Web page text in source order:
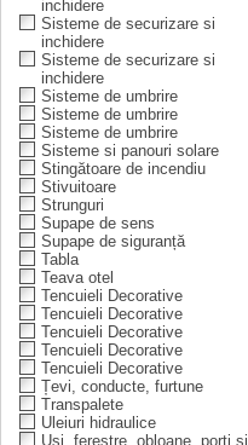
inchidere
Sisteme de securizare si
inchidere
Sisteme de securizare si
inchidere
Sisteme de umbrire
Sisteme de umbrire
Sisteme de umbrire
Sisteme si panouri solare
Stingătoare de incendiu
Stivuitoare
Strunguri
Supape de sens
Supape de siguranță
Tabla
Teava otel
Tencuieli Decorative
Tencuieli Decorative
Tencuieli Decorative
Tencuieli Decorative
Tencuieli Decorative
Țevi, conducte, furtune
Transpalete
Uleiuri hidraulice
Uși, ferestre, obloane, porți și